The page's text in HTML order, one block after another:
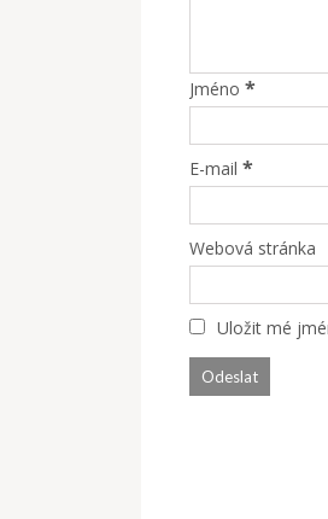
Jméno *
E-mail *
Webová stránka
Uložit mé